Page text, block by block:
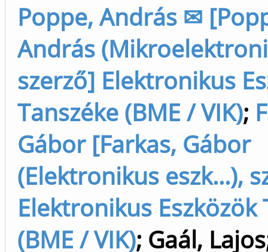
Poppe, András ✉
András
szerző] Elektronikus
Tanszéke (BME / VIK);
Gábor [Farkas, Gábor
(Elektronikus eszk...),
Elektronikus Eszközök
(BME / VIK); Gaál, Lajos